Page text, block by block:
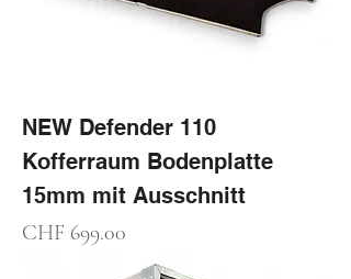
NEW Defender 110
Kofferraum Bodenplatte
15mm mit Ausschnitt
Preis
CHF 699.00